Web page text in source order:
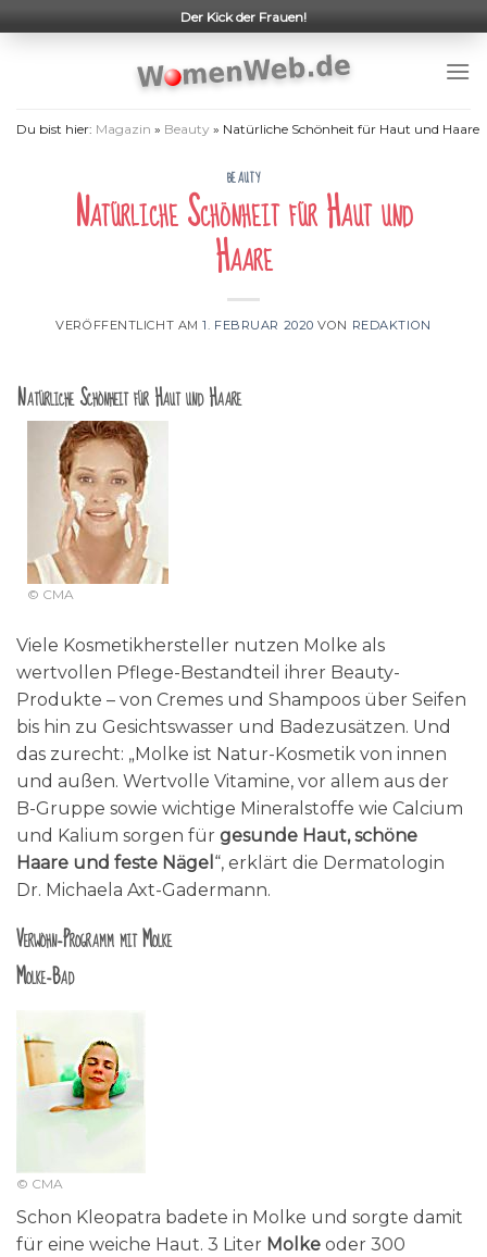
to
Der Kick der Frauen!
Du bist hier: Magazin » Beauty » Natürliche Schönheit für Haut und Haare
BEAUTY
Natürliche Schönheit für Haut und
Haare
VERÖFFENTLICHT AM1. FEBRUAR 2020 VON REDAKTION
Natürliche Schönheit für Haut und Haare
© CMA
Viele Kosmetikhersteller nutzen Molke als
wertvollen Pflege-Bestandteil ihrer Beauty-
Produkte – von Cremes und Shampoos über Seifen
bis hin zu Gesichtswasser und Badezusätzen. Und
das zurecht: „Molke ist Natur-Kosmetik von innen
und außen. Wertvolle Vitamine, vor allem aus der
B-Gruppe sowie wichtige Mineralstoffe wie Calcium
und Kalium sorgen für gesunde Haut, schöne
Haare und feste Nägel “, erklärt die Dermatologin
Dr. Michaela Axt-Gadermann.
Verwöhn-Programm mit Molke
Molke-Bad
© CMA
Schon Kleopatra badete in Molke und sorgte damit
für eine weiche Haut. 3 Liter Molke oder 300